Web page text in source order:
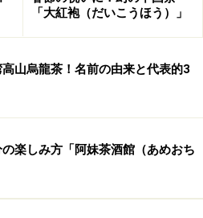
べにふうき」に含まれている
カテキン-3-O-（3-O-メチル)
通称メチル化テキン）や抗アレ
ンが、花粉症やアトピーなど
状」に対する改善効果をもつ
については、右図のように考
「大紅袍（だいこうほう）」
山烏龍茶！名前の由来と代表的3
楽しみ方「阿妹茶酒館（あめおち